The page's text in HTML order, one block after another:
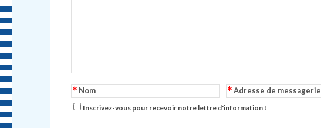
Nom
* Adresse de messagerie
*
Inscrivez-vous pour recevoir notre lettre d'information !